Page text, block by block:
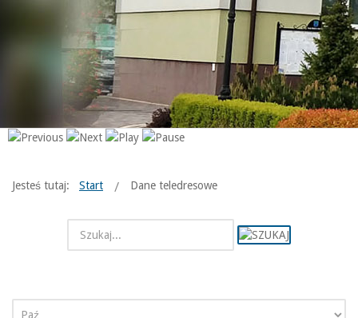
Jesteś tutaj: Start Dane teledresowe